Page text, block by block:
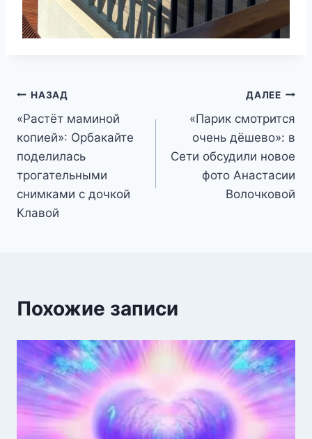
Навигация
по
записям
НАЗАД
«Растёт маминой
копией»: Орбакайте
поделилась
трогательными
снимками с дочкой
Клавой
ДАЛЕЕ
«Парик смотрится
очень дёшево»: в
Сети обсудили новое
фото Анастасии
Волочковой
Похожие записи